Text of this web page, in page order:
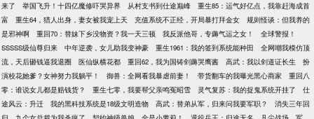
来了
举国飞升！十四亿魔修吓哭异界 从村支书到仕途巅峰
重生85：运气好亿点，我靠赶海成首
富
重生64，猎人出身，妻女被我宠上天 充值系统不正经，开局暴打拜金女
规则怪谈：但我养的
是邪神啊
重回70：替妹下乡没物资？我一天三顿 我反派他哥，专薅气运之女！
全球警报！
SSSSS级仙尊归来
中年逆袭，女儿助我变神豪 重生1961：我的签到系统能种田
全网嘲我模仿顶
流，天后砸钱逼我退圈
医仙纵横花都 重回62，我为国铸剑薅哭鹰酱 高武：我以剑道证长生
扮
演校花她爹？女神努力我躺平！
御兽：全网看我暴虐前妻！ 带货翻车的我曝光黑心商家
重回八
零：谁说女儿都是赔钱货？
重生七零，我要帮父亲鸣冤昭雪 灵气复苏：我的捉鬼系统开挂了
仕
途风云：升迁
我的黑科技系统是18级文明造物 高武：替弟从军，归来问我要军职？
消失三年回